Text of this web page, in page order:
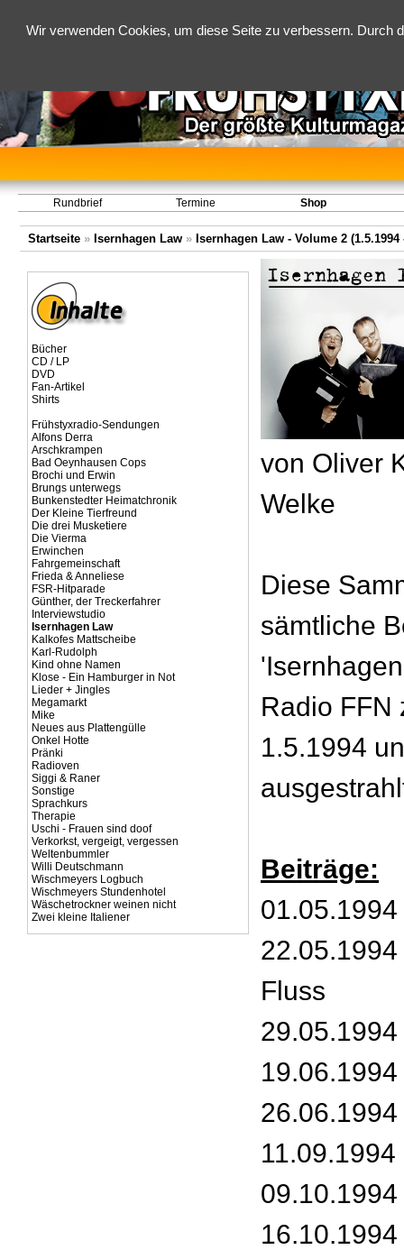
Wir verwenden Cookies, um diese Seite zu verbessern.
Rundbrief Termine Shop
Startseite » Isernhagen Law » Isernhagen Law - Volume 2 (1.5.1994
Bücher
CD / LP
DVD
Fan-Artikel
Shirts
Frühstyxradio-Sendungen
Alfons Derra
Arschkrampen
Bad Oeynhausen Cops
Brochi und Erwin
Brungs unterwegs
Bunkenstedter Heimatchronik
Der Kleine Tierfreund
Die drei Musketiere
Die Vierma
Erwinchen
Fahrgemeinschaft
Frieda & Anneliese
FSR-Hitparade
Günther, der Treckerfahrer
Interviewstudio
Isernhagen Law
Kalkofes Mattscheibe
Karl-Rudolph
Kind ohne Namen
Klose - Ein Hamburger in Not
Lieder + Jingles
Megamarkt
Mike
Neues aus Plattengülle
Onkel Hotte
Pränki
Radioven
Siggi & Raner
Sonstige
Sprachkurs
Therapie
Uschi - Frauen sind doof
Verkorkst, vergeigt, vergessen
Weltenbummler
Willi Deutschmann
Wischmeyers Logbuch
Wischmeyers Stundenhotel
Wäschetrockner weinen nicht
Zwei kleine Italiener
von Oliver
Welke
Diese
sämtliche
Radio FFN
1.5.1994
Beiträge:
Fluss
29.05.1994
11.09.1994